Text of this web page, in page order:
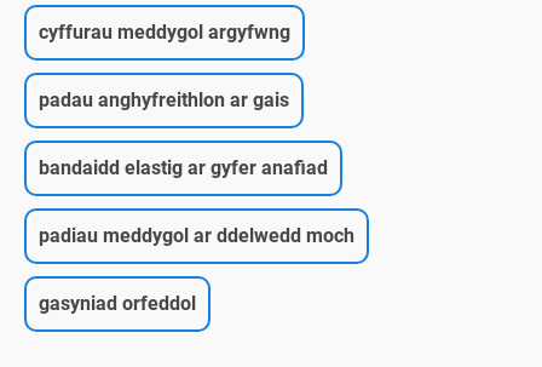
cyffurau meddygol argyfwng
padau anghyfreithlon ar gais
bandaidd elastig ar gyfer anafiad
padiau meddygol ar ddelwedd moch
gasyniad orfeddol